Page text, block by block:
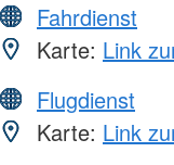
Fahrdienst
Karte: Link
Flugdienst
Karte: Link